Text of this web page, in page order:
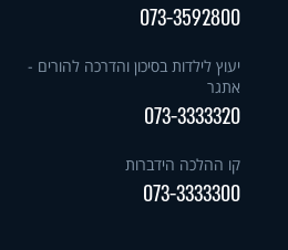
073-3592800
יעוץ לילדות בסיכון והדרכה להורים -
אתגר
073-3333320
קו ההלכה הידברות
073-3333300